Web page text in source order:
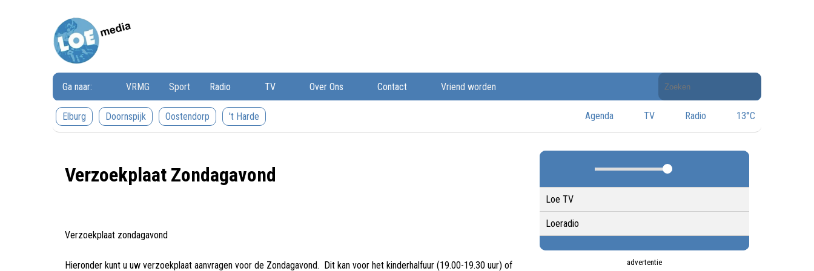
Ga naar: VRMG Sport Radio TV Over Ons Contact Vriend worden
Doorzoek
de
website
Elburg
Doornspijk Oostendorp 't Harde Agenda TV Radio 13°C
Verzoekplaat Zondagavond
Verzoekplaat zondagavond
Hieronder kunt u uw verzoekplaat aanvragen voor de Zondagavond. Dit kan voor het kinderhalfuur (19.00-19.30 uur) of
Loe TV
Loeradio
advertentie